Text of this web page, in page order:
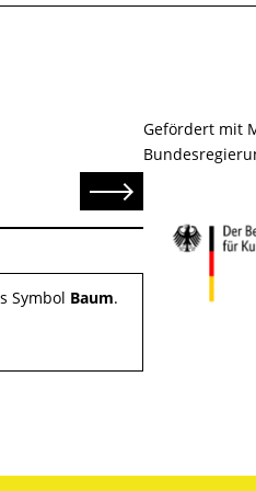
Senden
Symbol Baum.
Gefördert mit